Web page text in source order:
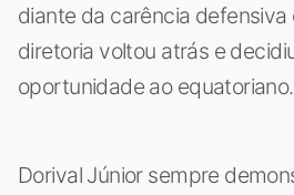
diante da carência defensiva
diretoria voltou atrás e
oportunidade ao equatoriano.
Dorival Júnior sempre